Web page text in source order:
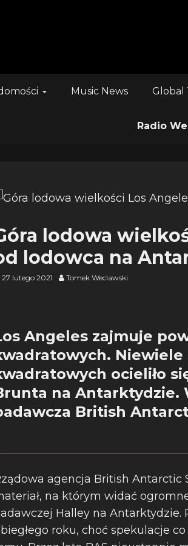
Music News Global
Radio
lodowa
lodowca na
27 lutego 2021 Tomek Weclawski
Angeles zajmuje
ocieliło
na Antarktydzie.
British
agencja British Antarctic
na którym widać
Halley na Antarktydzie.
roku, choć spekulacje